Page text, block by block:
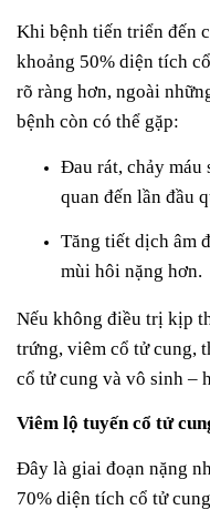
Khi bệnh tiến triển đến
khoảng 50% diện tích
rõ ràng hơn, ngoài
bệnh còn có thể gặp:
Đau rát, chảy máu
quan đến lần đầu
Tăng tiết dịch âm
mùi hôi nặng hơn.
Nếu không điều trị kịp
trứng, viêm cổ tử cung,
cổ tử cung và vô sinh –
Viêm lộ tuyến cổ tử
Đây là giai đoạn nặng
70% diện tích cổ tử